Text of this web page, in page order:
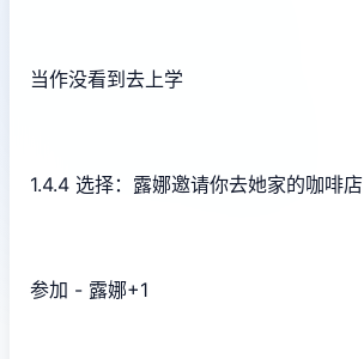
当作没看到去上学
1.4.4 选择：露娜邀请你去她家的咖啡店
参加 - 露娜+1